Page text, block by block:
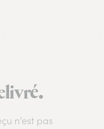
n’est pas